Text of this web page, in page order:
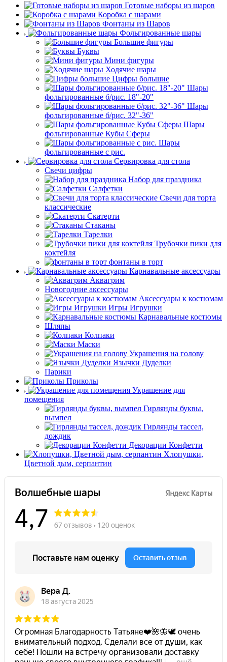
Готовые наборы из шаров
Коробка с шарами
Фонтаны из Шаров
Фольгированные шары
Большие фигуры
Буквы
Мини фигуры
Ходячие шары
Цифры большие
Шары
фольгированные б/рис. 18"-20"
Шары
фольгированные б/рис. 32"-36"
Шары
фольгированные Кубы Сферы
Шары
фольгированные с рис.
Сервировка для стола
Свечи цифры
Набор для праздника
Салфетки
Свечи для торта
классические
Скатерти
Стаканы
Тарелки
Трубочки пики для
коктейля
фонтаны в торт
Карнавальные аксессуары
Аквагрим
Новогодние аксессуары
Аксессуары к костюмам
Игры Игрушки
Карнавальные костюмы
Шляпы
Колпаки
Маски
Украшения на голову
Язычки Дуделки
Парики
Приколы
Украшение для
помещения
Гирлянды буквы,
вымпел
Гирлянды тассел,
дождик
Декорации Конфетти
Хлопушки,
Цветной дым, серпантин